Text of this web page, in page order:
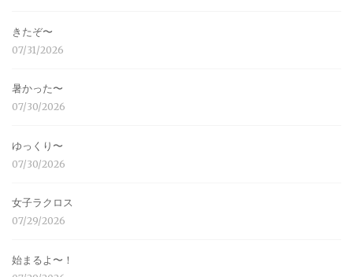
きたぞ〜
07/31/2026
暑かった〜
07/30/2026
ゆっくり〜
07/30/2026
女子ラクロス
07/29/2026
始まるよ〜！